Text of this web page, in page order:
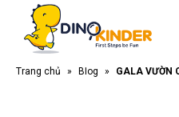
Trang chủ » Blog » GALA VƯỜN